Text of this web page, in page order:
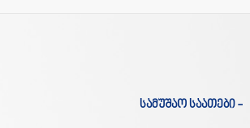
სამუშაო საათები -